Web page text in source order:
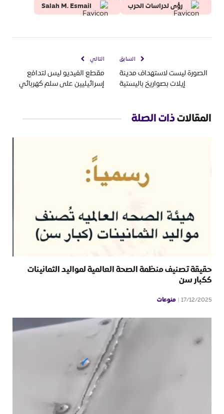
رؤى لدراسات الحرب
Salah M. Esmail
السابق
الصورة ليست لاستهداف مدينة
إيلات بصواريخ باليستية
التالي
مقطع الفيديو ليس لتدافع
إسرائيليين على سلم كهربائي
المقالاتذات الصلة
حقيقة تصنيف منظمة الصحة العالمية لمواليد الثمانينات
ككبار سن
17/12/2025 منوعات